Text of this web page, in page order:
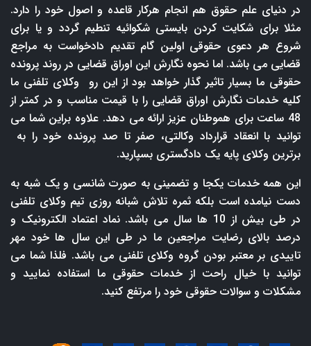
در دنیای علم حقوق هم انجام هرکار قاعده و اصول خود را دارد.
مثلا برای شکایت کردن بایستی شکوائیه تنطیم گردد و یا برای
شروع هر دعوی حقوقی اولین گام تقدیم دادخواست به مراجع
قضایی می باشد. اما نحوه نگارش این اوراق قضایی در روند پرونده
حقوقی ما بسیار تاثیر گذار خواهد بود از این رو وکلای تلفنی ما
کلیه خدمات نگارش اوراق قضایی را با قیمت مناسب و در کمتر از
48 ساعت برای هموطنان عزیز ارائه می دهد. علاوه براین شما می
توانید با انعقاد قرارداد وکالتی، صفر تا صد پرونده خود را به
برترین وکلای پایه یک دادگستری بسپارید.
این همه خدمات یکجا و تضمینی به صورت شانسی و یک شبه به
دست نیامده است بلکه ثمره تلاش شبانه روزی تیم وکلای تلفنی
در طی بیش از 10 ها سال می باشد. نماد اعتماد الکترونیک و
درصد بالای رضایت مراجعین ما در طی این سال ها خود مهر
تاییدی بر معتبر بودن گروه وکلای تلفنی می باشد. فلذا شما می
توانید با خیال راحت از خدمات حقوقی ما استفاده نمایید و
مشکلات و سوالات حقوقی خود را مرتفع کنید.